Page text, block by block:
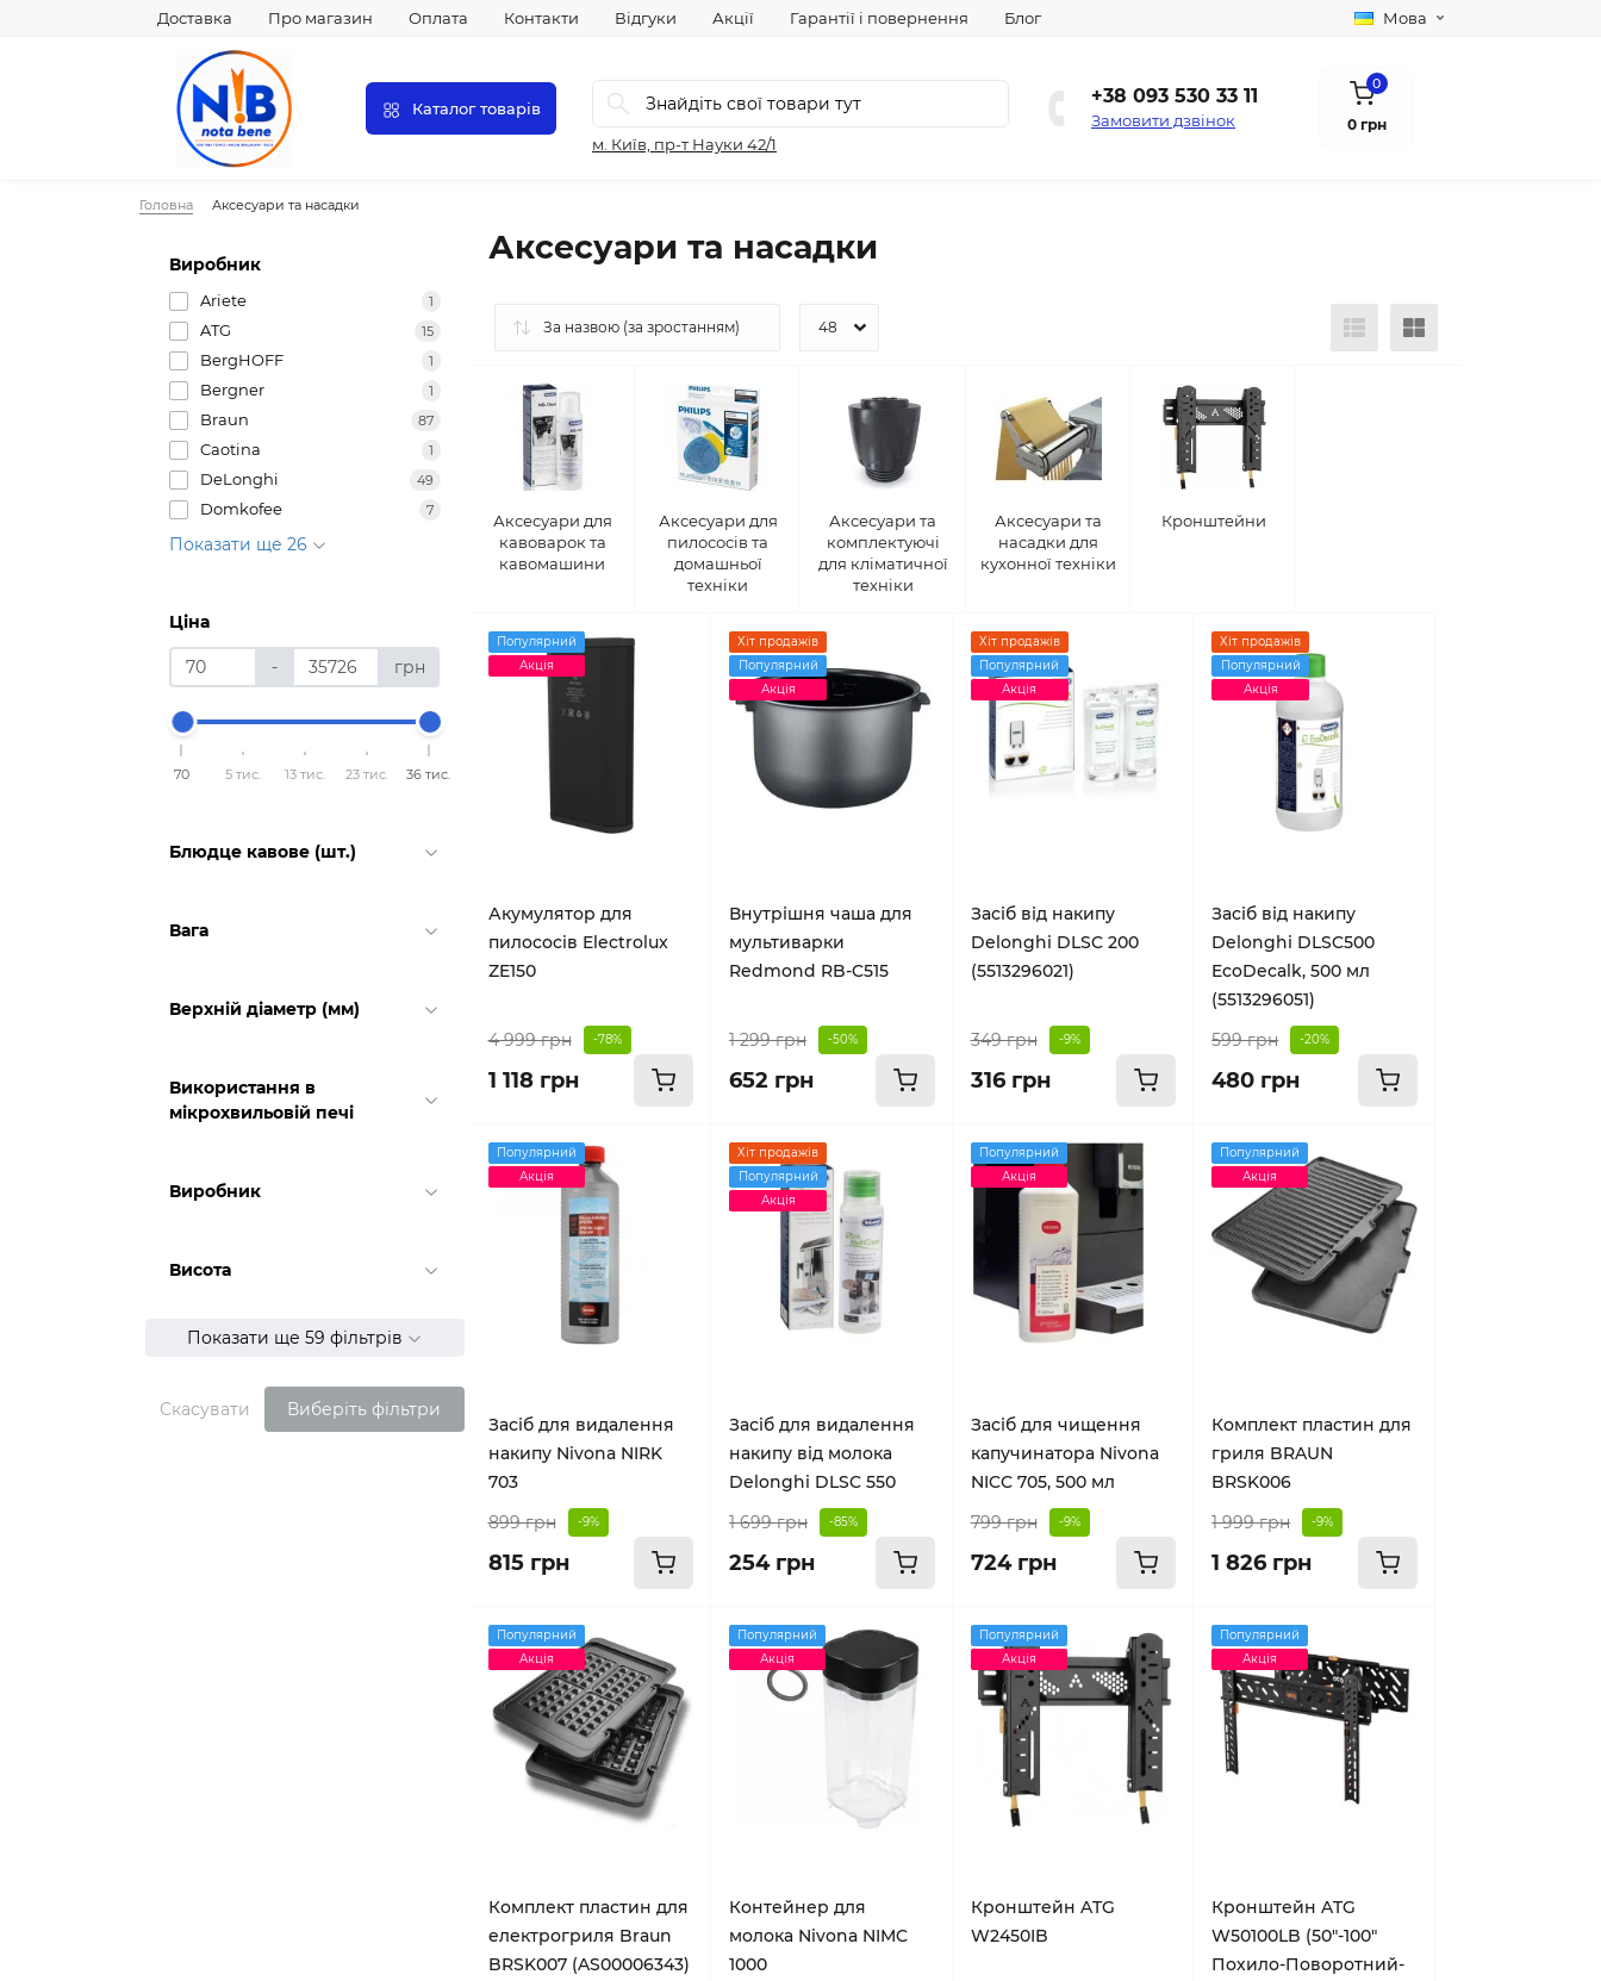
Доставка Про магазин Оплата Контакти Відгуки Акції Гарантії і повернення Блог Мова
Каталог товарів
м. Київ, пр-т Науки 42/1
+38 093 530 33 11
Замовити дзвінок
0
0 грн
Головна Аксесуари та насадки
Виробник
Ariete 1
ATG 15
BergHOFF 1
Bergner 1
Braun 87
Caotina 1
DeLonghi 49
Domkofee 7
Показати ще 26
Ціна
- грн
70 5 тис. 13 тис. 23 тис. 36 тис.
Блюдце кавове (шт.)
Вага
Верхній діаметр (мм)
Використання в
мікрохвильовій печі
Виробник
Висота
Показати ще 59 фільтрів
Скасувати Виберіть фільтри
Аксесуари та насадки
Аксесуари для
кавоварок та
кавомашини
Аксесуари для
пилососів та
домашньої
техніки
Аксесуари та
комплектуючі
для кліматичної
техніки
Аксесуари та
насадки для
кухонної техніки
Кронштейни
Популярний
Акція
Акумулятор для
пилососів Electrolux
ZE150
4 999 грн -78%
1 118 грн
Хіт продажів
Популярний
Акція
Внутрішня чаша для
мультиварки
Redmond RB-C515
1 299 грн -50%
652 грн
Хіт продажів
Популярний
Акція
Засіб від накипу
Delonghi DLSC 200
(5513296021)
349 грн -9%
316 грн
Хіт продажів
Популярний
Акція
Засіб від накипу
Delonghi DLSC500
EcoDecalk, 500 мл
(5513296051)
599 грн
-20%
480 грн
Популярний
Акція
Засіб для видалення
накипу Nivona NIRK
703
899 грн
-9%
815 грн
Хіт продажів
Популярний
Акція
Засіб для видалення
накипу від молока
Delonghi DLSC 550
1 699 грн
-85%
254 грн
Популярний
Акція
Засіб для чищення
капучинатора Nivona
NICC 705, 500 мл
799 грн
-9%
724 грн
Популярний
Акція
Комплект пластин для
гриля BRAUN
BRSK006
1 999 грн
-9%
1 826 грн
Популярний
Акція
Комплект пластин для
електрогриля Braun
BRSK007 (AS00006343)
Популярний
Акція
Контейнер для
молока Nivona NIMC
1000
Популярний
Акція
Кронштейн ATG
W2450IB
Популярний
Акція
Кронштейн ATG
W50100LB (50"-100"
Похило-Поворотний-